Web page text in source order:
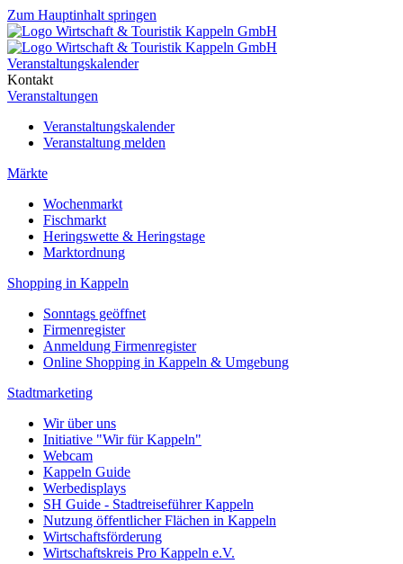
Zum Hauptinhalt springen
Veranstaltungskalender
Kontakt
Veranstaltungen
Veranstaltungskalender
Veranstaltung melden
Märkte
Wochenmarkt
Fischmarkt
Heringswette & Heringstage
Marktordnung
Shopping in Kappeln
Sonntags geöffnet
Firmenregister
Anmeldung Firmenregister
Online Shopping in Kappeln & Umgebung
Stadtmarketing
Wir über uns
Initiative "Wir für Kappeln"
Webcam
Kappeln Guide
Werbedisplays
SH Guide - Stadtreiseführer Kappeln
Nutzung öffentlicher Flächen in Kappeln
Wirtschaftsförderung
Wirtschaftskreis Pro Kappeln e.V.